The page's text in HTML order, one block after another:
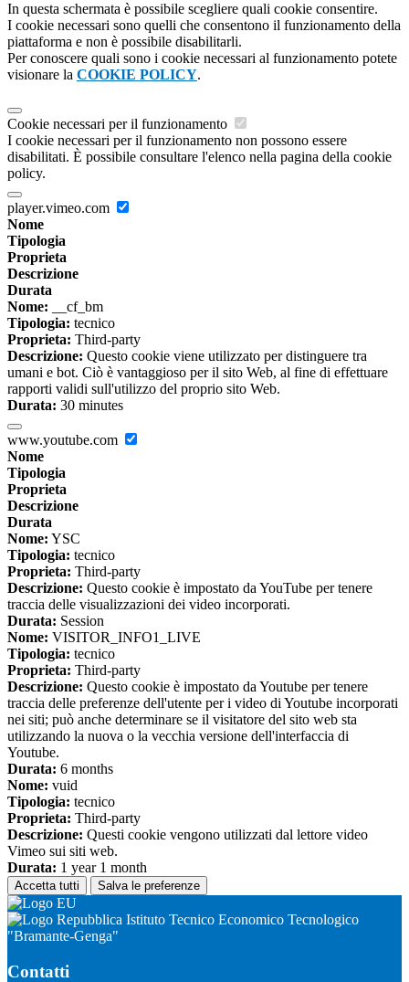
In questa schermata è possibile scegliere quali cookie consentire.
I cookie necessari sono quelli che consentono il funzionamento della
piattaforma e non è possibile disabilitarli.
Per conoscere quali sono i cookie necessari al funzionamento potete
visionare la COOKIE POLICY.
Cookie necessari per il funzionamento
I cookie necessari per il funzionamento non possono essere
disabilitati. È possibile consultare l'elenco nella pagina della cookie
policy.
player.vimeo.com
Nome
Tipologia
Proprieta
Descrizione
Durata
Nome: __cf_bm
Tipologia: tecnico
Proprieta: Third-party
Descrizione: Questo cookie viene utilizzato per distinguere tra
umani e bot. Ciò è vantaggioso per il sito Web, al fine di effettuare
rapporti validi sull'utilizzo del proprio sito Web.
Durata: 30 minutes
www.youtube.com
Nome
Tipologia
Proprieta
Descrizione
Durata
Nome: YSC
Tipologia: tecnico
Proprieta: Third-party
Descrizione: Questo cookie è impostato da YouTube per tenere
traccia delle visualizzazioni dei video incorporati.
Durata: Session
Nome: VISITOR_INFO1_LIVE
Tipologia: tecnico
Proprieta: Third-party
Descrizione: Questo cookie è impostato da Youtube per tenere
traccia delle preferenze dell'utente per i video di Youtube incorporati
nei siti; può anche determinare se il visitatore del sito web sta
utilizzando la nuova o la vecchia versione dell'interfaccia di
Youtube.
Durata: 6 months
Nome: vuid
Tipologia: tecnico
Proprieta: Third-party
Descrizione: Questi cookie vengono utilizzati dal lettore video
Vimeo sui siti web.
Durata: 1 year 1 month
Accetta tutti Salva le preferenze
Istituto Tecnico Economico Tecnologico
"Bramante-Genga"
Contatti